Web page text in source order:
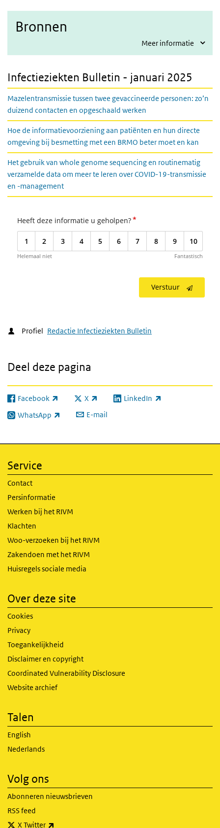
Bronnen
Meer informatie
Infectieziekten Bulletin - januari 2025
Mazelentransmissie tussen twee gevaccineerde personen: zo’n
duizend contacten en opgeschaald werken
Hoe de informatievoorziening aan patiënten en hun directe
omgeving bij besmetting met een BRMO beter moet en kan
Het gebruik van whole genome sequencing en routinematig
verzamelde data om meer te leren over COVID-19-transmissie
en -management
Heeft deze informatie u geholpen?*
1 2 3 4 5 6 7 8 9 10
Helemaal niet Fantastisch
Verstuur
Profiel Redactie Infectieziekten Bulletin
Deel deze pagina
Facebook
(externe link) X
(externe link) LinkedIn
(externe link)
WhatsApp
(externe link) E-mail
Service
Contact
Persinformatie
Werken bij het RIVM
Klachten
Woo-verzoeken bij het RIVM
Zakendoen met het RIVM
Huisregels sociale media
Over deze site
Cookies
Privacy
Toegankelijkheid
Disclaimer en copyright
Coordinated Vulnerability Disclosure
Website archief
Talen
English
Nederlands
Volg ons
Abonneren nieuwsbrieven
RSS feed
X Twitter